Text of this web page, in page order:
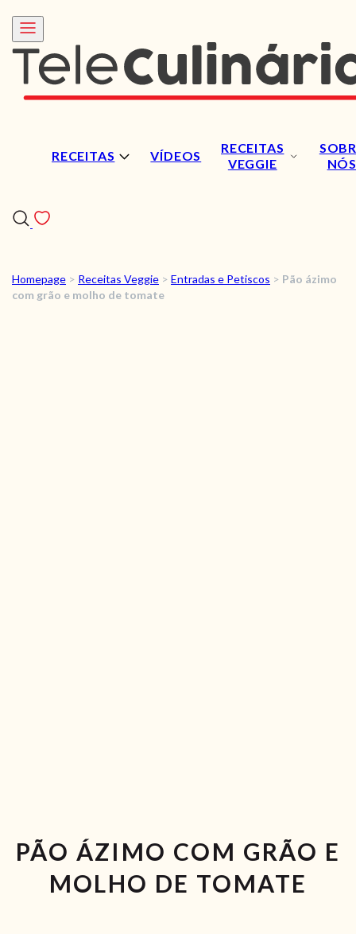
RECEITAS VÍDEOS
RECEITAS
VEGGIE
NÓS
RECEITAS
Homepage > Receitas Veggie > Entradas e Petiscos > Pão ázimo
com grão e molho de tomate
PÃO ÁZIMO COM GRÃO E
MOLHO DE TOMATE